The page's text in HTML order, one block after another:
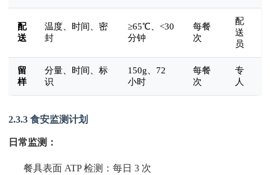
配
送
温度、时间、密
封
≥65℃、<30
分钟
每餐
次
配
送
员
留
样
分量、时间、标
识
150g、72
小时
每餐
次
专
人
2.3.3 食安监测计划
日常监测：
餐具表面 ATP 检测：每日 3 次